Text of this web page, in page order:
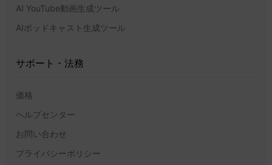
AI YouTube動画生成ツール
AIポッドキャスト生成ツール
サポート・法務
価格
ヘルプセンター
お問い合わせ
プライバシーポリシー